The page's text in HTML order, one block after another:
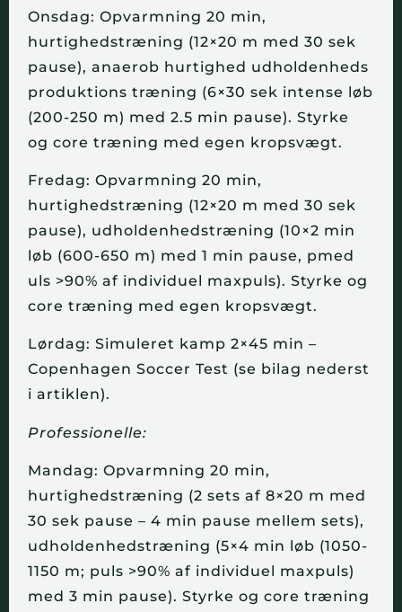
Onsdag: Opvarmning 20 min,
hurtighedstræning (12×20 m med 30 sek
pause), anaerob hurtighed udholdenheds
produktions træning (6×30 sek intense løb
(200-250 m) med 2.5 min pause). Styrke
og core træning med egen kropsvægt.
Fredag: Opvarmning 20 min,
hurtighedstræning (12×20 m med 30 sek
pause), udholdenhedstræning (10×2 min
løb (600-650 m) med 1 min pause, pmed
uls >90% af individuel maxpuls). Styrke og
core træning med egen kropsvægt.
Lørdag: Simuleret kamp 2×45 min –
Copenhagen Soccer Test (se bilag nederst
i artiklen).
Professionelle:
Mandag: Opvarmning 20 min,
hurtighedstræning (2 sets af 8×20 m med
30 sek pause – 4 min pause mellem sets),
udholdenhedstræning (5×4 min løb (1050-
1150 m; puls >90% af individuel maxpuls)
med 3 min pause). Styrke og core træning